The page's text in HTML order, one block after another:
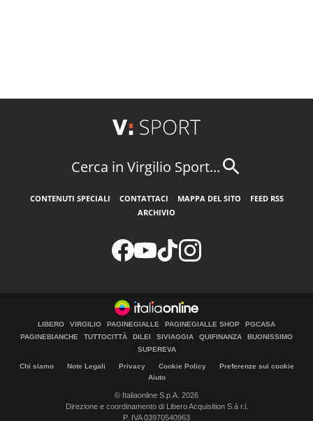
Cerca in Virgilio Sport...
CONTENUTI SPECIALI CONTATTACI MAPPA DEL SITO
FEED RSS
ARCHIVIO
LIBERO VIRGILIO PAGINEGIALLE PAGINEGIALLE SHOP
PGCASA
PAGINEBIANCHE
TUTTOCITTÀ DILEI SIVIAGGIA QUIFINANZA
BUONISSIMO
SUPEREVA
Chi siamo Note Legali Privacy Cookie Policy
Preferenze sui cookie
Aiuto
© Italiaonline S.p.A. 2026
Direzione e coordinamento di Libero Acquisition S.á r.l.
P. IVA 03970540963